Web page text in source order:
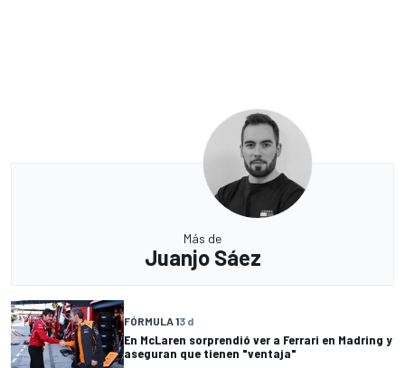
Más de
Juanjo Sáez
FÓRMULA 13 d
En McLaren sorprendió ver a Ferrari en Madring y
aseguran que tienen "ventaja"